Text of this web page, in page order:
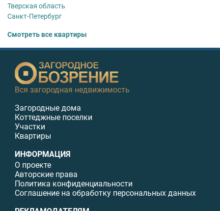
Тверская область
Санкт-Петербург
Смотреть все квартиры
Вся загородная недвижимость
Загородные дома
Коттеджные поселки
Участки
Квартиры
ИНФОРМАЦИЯ
О проекте
Авторские права
Политика конфиденциальности
Соглашение на обработку персональных данных